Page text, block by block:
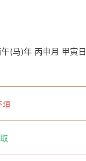
午(马)年 丙申月 甲寅日
垣